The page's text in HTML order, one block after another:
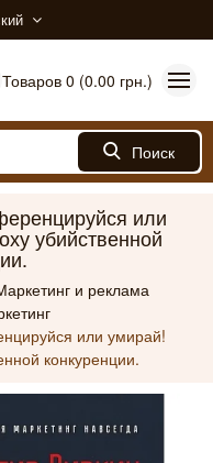
Товаров 0 (0.00 грн.)
Поиск
или
убийственной
и реклама
или умирай!
конкуренции.